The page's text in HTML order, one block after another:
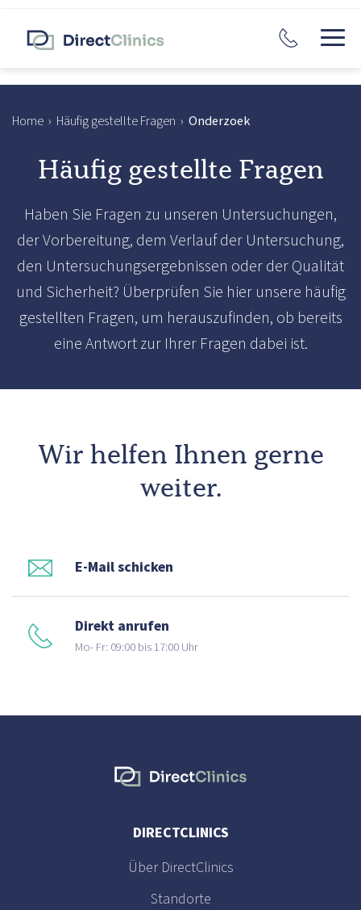
Home › Häufig gestellte Fragen › Onderzoek
Häufig gestellte Fragen
Haben Sie Fragen zu unseren Untersuchungen,
der Vorbereitung, dem Verlauf der Untersuchung,
den Untersuchungsergebnissen oder der Qualität
und Sicherheit? Überprüfen Sie hier unsere häufig
gestellten Fragen, um herauszufinden, ob bereits
eine Antwort zur Ihrer Fragen dabei ist.
Wir helfen Ihnen gerne
weiter.
E-Mail schicken
Direkt anrufen
Mo- Fr: 09:00 bis 17:00 Uhr
DIRECTCLINICS
Über DirectClinics
Standorte